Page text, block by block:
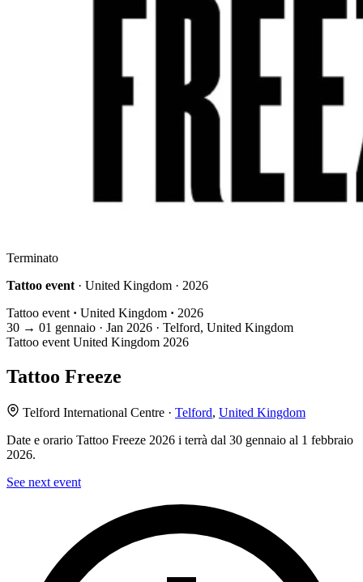
Terminato
Tattoo event · United Kingdom · 2026
Tattoo event · United Kingdom · 2026
30 → 01 gennaio · Jan 2026 · Telford, United Kingdom
Tattoo event United Kingdom 2026
Tattoo Freeze
Telford International Centre · Telford, United Kingdom
Date e orario Tattoo Freeze 2026 i terrà dal 30 gennaio al 1 febbraio
2026.
See next event